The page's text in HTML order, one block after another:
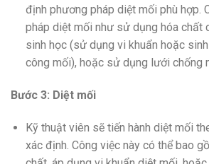
định phương pháp diệt mối phù hợp.
pháp diệt mối như sử dụng hóa chất
sinh học (sử dụng vi khuẩn hoặc
công mối), hoặc sử dụng lưới chống
Bước 3: Diệt mối
Kỹ thuật viên sẽ tiến hành diệt mối
xác định. Công việc này có thể bao